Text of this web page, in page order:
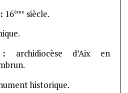
16ème siècle.
: archidiocèse d’Aix en
historique.